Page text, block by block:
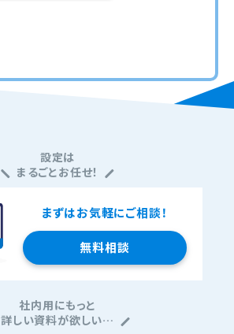
設定は
まるごとお任せ！
まずはお気軽にご相談！
無料相談
社内用にもっと
詳しい資料が欲しい…